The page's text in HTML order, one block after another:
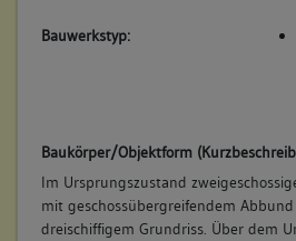
Bauwerkstyp:
Baukörper/Objektform
Im Ursprungszustand
mit geschossübergreifendem
dreischiffigem Grundriss. Über dem